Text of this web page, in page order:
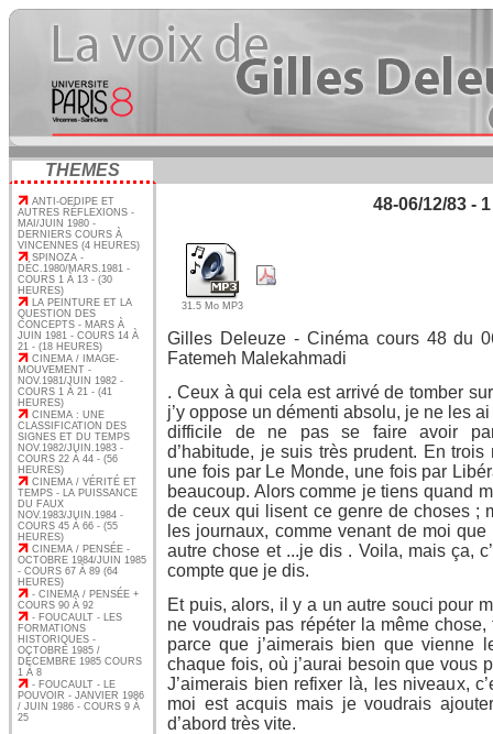
THEMES
ANTI-OEDIPE ET
AUTRES RÉFLEXIONS -
MAI/JUIN 1980 -
DERNIERS COURS À
VINCENNES (4 HEURES)
SPINOZA -
DÉC.1980/MARS.1981 -
COURS 1 À 13 - (30
HEURES)
LA PEINTURE ET LA
QUESTION DES
CONCEPTS - MARS À
JUIN 1981 - COURS 14 À
21 - (18 HEURES)
CINEMA / IMAGE-
MOUVEMENT -
NOV.1981/JUIN 1982 -
COURS 1 À 21 - (41
HEURES)
CINEMA : UNE
CLASSIFICATION DES
SIGNES ET DU TEMPS
NOV.1982/JUIN.1983 -
COURS 22 À 44 - (56
HEURES)
CINEMA / VÉRITÉ ET
TEMPS - LA PUISSANCE
DU FAUX
NOV.1983/JUIN.1984 -
COURS 45 À 66 - (55
HEURES)
CINEMA / PENSÉE -
OCTOBRE 1984/JUIN 1985
- COURS 67 À 89 (64
HEURES)
- CINEMA / PENSÉE +
COURS 90 À 92
- FOUCAULT - LES
FORMATIONS
HISTORIQUES -
OCTOBRE 1985 /
DÉCEMBRE 1985 COURS
1 À 8
- FOUCAULT - LE
POUVOIR - JANVIER 1986
/ JUIN 1986 - COURS 9 À
25
48-06/12/83 - 1
31.5 Mo MP3
Gilles Deleuze - Cinéma cours 48 du
Fatemeh Malekahmadi
. Ceux à qui cela est arrivé de tomber
j’y oppose un démenti absolu, je ne les
difficile de ne pas se faire avoir
d’habitude, je suis très prudent. En
une fois par Le Monde, une fois par
beaucoup. Alors comme je tiens quand
de ceux qui lisent ce genre de choses ;
les journaux, comme venant de moi
autre chose et ...je dis . Voila, mais ça,
compte que je dis.
Et puis, alors, il y a un autre souci pour
ne voudrais pas répéter la même
parce que j’aimerais bien que vienne
chaque fois, où j’aurai besoin que vous
J’aimerais bien refixer là, les niveaux,
moi est acquis mais je voudrais
d’abord très vite.